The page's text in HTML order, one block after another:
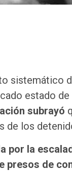
sistemático
estado
subrayó
de los
por la
de